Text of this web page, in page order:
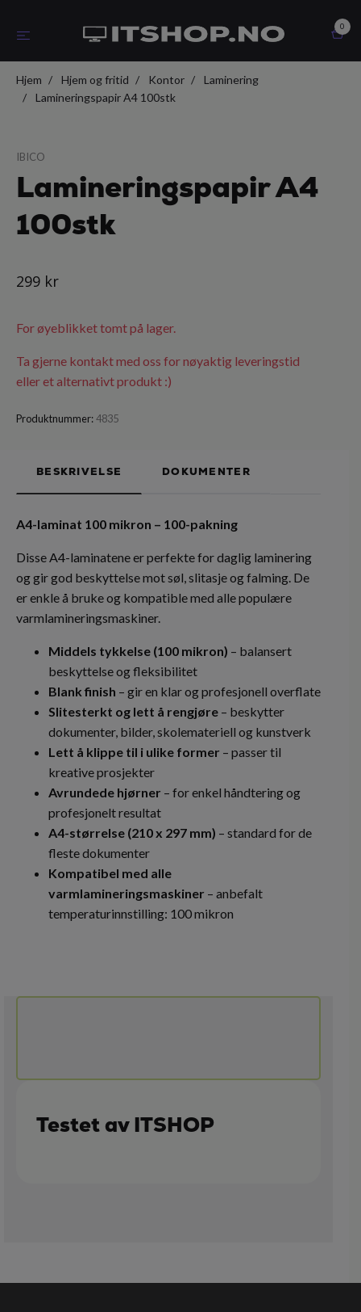
0
Hjem Hjem og fritid Kontor
Laminering
Lamineringspapir A4 100stk
IBICO
Lamineringspapir A4
100stk
299 kr
For øyeblikket tomt på lager.
Ta gjerne kontakt med oss for nøyaktig leveringstid
eller et alternativt produkt :)
Produktnummer:4835
BESKRIVELSE DOKUMENTER
A4-laminat 100 mikron – 100-pakning
Disse A4-laminatene er perfekte for daglig laminering
og gir god beskyttelse mot søl, slitasje og falming. De
er enkle å bruke og kompatible med alle populære
varmlamineringsmaskiner.
Middels tykkelse (100 mikron) – balansert
beskyttelse og fleksibilitet
Blank finish – gir en klar og profesjonell overflate
Slitesterkt og lett å rengjøre – beskytter
dokumenter, bilder, skolemateriell og kunstverk
Lett å klippe til i ulike former – passer til
kreative prosjekter
Avrundede hjørner – for enkel håndtering og
profesjonelt resultat
A4-størrelse (210 x 297 mm) – standard for de
fleste dokumenter
Kompatibel med alle
varmlamineringsmaskiner – anbefalt
temperaturinnstilling: 100 mikron
Testet av ITSHOP